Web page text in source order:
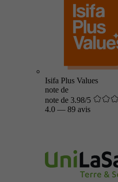
Isifa Plus Values
note de
note de 3.98/5
4.0 — 89 avis